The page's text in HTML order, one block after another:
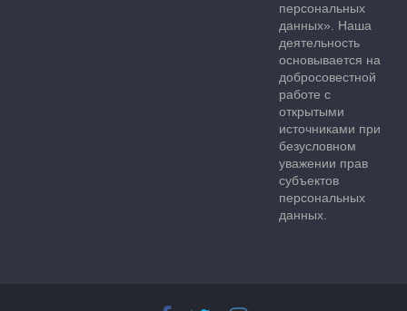
персональных
данных». Наша
деятельность
основывается на
добросовестной
работе с
открытыми
источниками при
безусловном
уважении прав
субъектов
персональных
данных.